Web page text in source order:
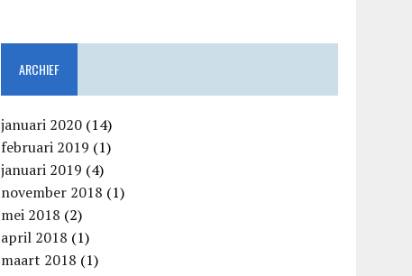
ARCHIEF
januari 2020 (14)
februari 2019 (1)
januari 2019 (4)
november 2018 (1)
mei 2018 (2)
april 2018 (1)
maart 2018 (1)